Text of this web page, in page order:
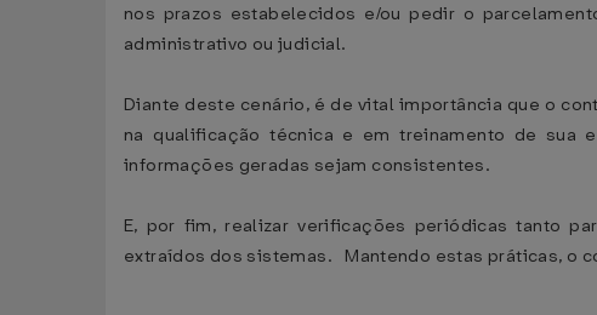
nos prazos estabelecidos e/ou pedir o
administrativo ou judicial.
Diante deste cenário, é de vital importância que o
na qualificação técnica e em treinamento de sua
informações geradas sejam consistentes.
E, por fim, realizar verificações periódicas tanto
extraídos dos sistemas. Mantendo estas práticas, o